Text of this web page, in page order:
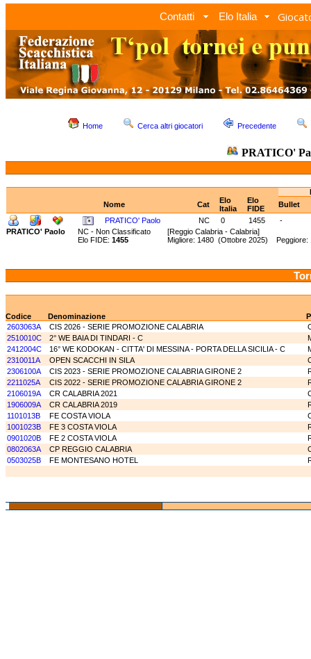
Contatti Elo Italia
Home Cerca altri giocatori Precedente
PRATICO'
Nome
Cat
Elo
Italia
Elo
FIDE
Bullet
PRATICO' Paolo
NC 0 1455
-
PRATICO' Paolo
NC - Non Classificato [Reggio Calabria - Calabria]
Elo FIDE: 1455 Migliore: 1480 (Ottobre 2025) Peggiore:
Codice Denominazione
2603063A
CIS 2026 - SERIE PROMOZIONE CALABRIA
2510010C
2° WE BAIA DI TINDARI - C
2412004C
16° WE KODOKAN - CITTA' DI MESSINA - PORTA DELLA SICILIA - C
2310011A
OPEN SCACCHI IN SILA
2306100A
CIS 2023 - SERIE PROMOZIONE CALABRIA GIRONE 2
2211025A
CIS 2022 - SERIE PROMOZIONE CALABRIA GIRONE 2
2106019A
CR CALABRIA 2021
1906009A
CR CALABRIA 2019
1101013B
FE COSTA VIOLA
1001023B
FE 3 COSTA VIOLA
0901020B
FE 2 COSTA VIOLA
0802063A
CP REGGIO CALABRIA
0503025B
FE MONTESANO HOTEL